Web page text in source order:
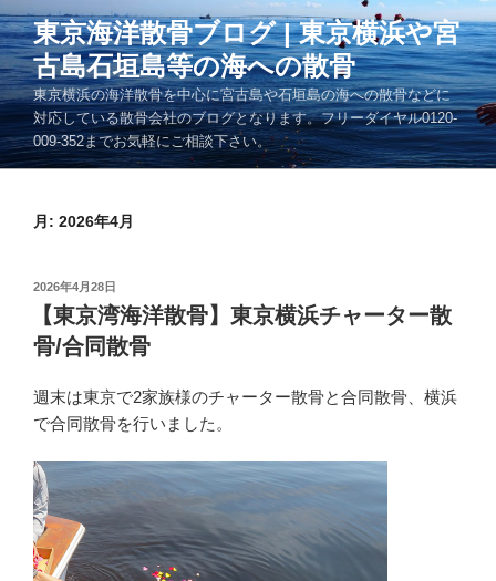
コ
ン
テ
ン
へ
ス
東京海洋散骨ブログ | 東京横浜や宮
古島石垣島等の海への散骨
東京横浜の海洋散骨を中心に宮古島や石垣島の海への散骨などに
対応している散骨会社のブログとなります。フリーダイヤル0120-
009-352までお気軽にご相談下さい。
月: 2026年4月
投
日:
2026年4月28日
【東京湾海洋散骨】東京横浜チャーター散
骨/合同散骨
週末は東京で2家族様のチャーター散骨と合同散骨、横浜
で合同散骨を行いました。